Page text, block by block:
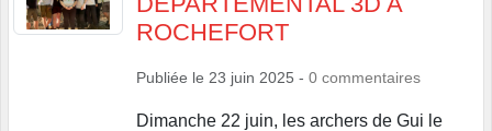
ROCHEFORT
Publiée le 23 juin 2025 - 0 commentaires
Dimanche 22 juin, les archers de Gui le